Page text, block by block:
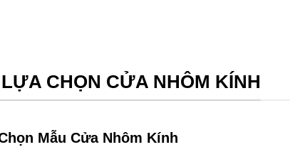
CHỌN CỬA NHÔM KÍNH
Mẫu Cửa Nhôm Kính